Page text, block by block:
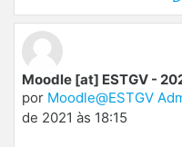
Moodle [at] ESTGV -
por Moodle@ESTGV
de 2021 às 18:15